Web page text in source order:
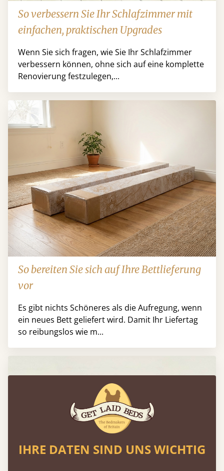
So verbessern Sie Ihr Schlafzimmer mit
einfachen, praktischen Upgrades
Wenn Sie sich fragen, wie Sie Ihr Schlafzimmer
verbessern können, ohne sich auf eine komplette
Renovierung festzulegen,...
So bereiten Sie sich auf Ihre Bettlieferung
vor
Es gibt nichts Schöneres als die Aufregung, wenn
ein neues Bett geliefert wird. Damit Ihr Liefertag
so reibungslos wie m...
IHRE DATEN SIND UNS WICHTIG